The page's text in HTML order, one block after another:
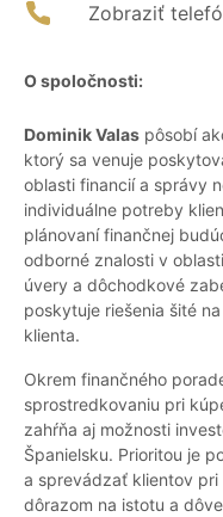
Zobraziť
O spoločnosti:
Dominik Valas pôsobí
ktorý sa venuje
oblasti financií a správy
individuálne potreby
plánovaní finančnej
odborné znalosti v
úvery a dôchodkové
poskytuje riešenia šité
klienta.
Okrem finančného
sprostredkovaniu pri
zahŕňa aj možnosti
Španielsku. Prioritou je
a sprevádzať klientov
dôrazom na istotu a